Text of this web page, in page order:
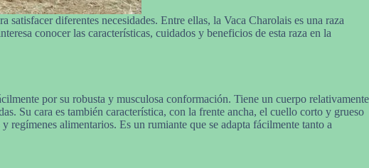
diferentes necesidades. Entre ellas, la Vaca Charolais es una raza
conocer las características, cuidados y beneficios de esta raza en la
por su robusta y musculosa conformación. Tiene un cuerpo relativamente
Su cara es también característica, con la frente ancha, el cuello corto y grueso
alimentarios. Es un rumiante que se adapta fácilmente tanto a